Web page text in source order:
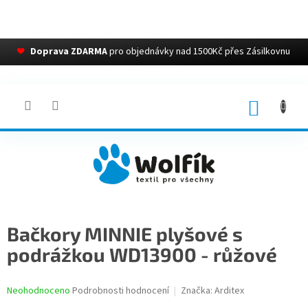
❤ Doprava ZDARMApro objednávky nad 1500Kč přes Zásilkovnu
Bačkory MINNIE plyšové s
podrážkou WD13900 - růžové
Průměrné
Neohodnoceno Podrobnosti hodnocení Značka: Arditex